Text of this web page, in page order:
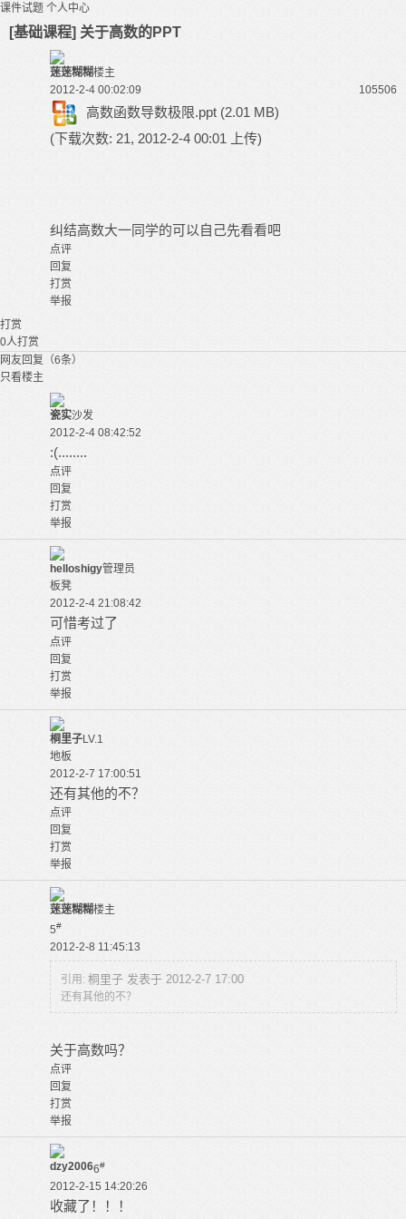
课件试题 个人中心
[基础课程] 关于高数的PPT
蒾蒾糊糊楼主
2012-2-4 00:02:09
105506
高数函数导数极限.ppt (2.01 MB)
(下载次数: 21, 2012-2-4 00:01 上传)
纠结高数大一同学的可以自己先看看吧
点评
回复
打赏
举报
打赏
0人打赏
网友回复（6条）
只看楼主
瓷实沙发
2012-2-4 08:42:52
:(........
点评
回复
打赏
举报
helloshigy管理员
板凳
2012-2-4 21:08:42
可惜考过了
点评
回复
打赏
举报
桐里子LV.1
地板
2012-2-7 17:00:51
还有其他的不？
点评
回复
打赏
举报
蒾蒾糊糊楼主
5#
2012-2-8 11:45:13
引用: 桐里子 发表于 2012-2-7 17:00
还有其他的不？
关于高数吗？
点评
回复
打赏
举报
dzy20066#
2012-2-15 14:20:26
收藏了！！！